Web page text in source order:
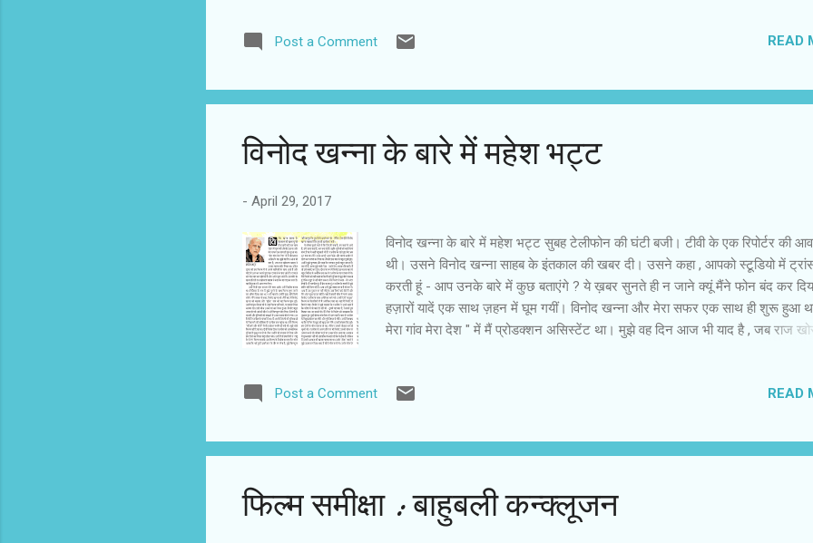
प्लानिंग की थी। दक्षिण की फ़िल्म इंडस्ट्री में योजना और अनुशासन है। हिंदी फिल्मों की तरह
हैं। उन्‍हें लिखने और बताने के लिए एक नया उदाहरण मिल गया है। प्रारंभिक अनुमान है कि
फिल्‍म पहले ही दिन 1...
Post a Comment READ
विनोद खन्ना के बारे में महेश भट्ट
- April 29, 2017
विनोद खन्ना के बारे में महेश भट्ट सुबह टेलीफोन की घंटी बजी। टीवी के एक रिपोर्टर की
थी। उसने विनोद खन्ना साहब के इंतकाल की खबर दी। उसने कहा , आपको स्टू़डियो में
करती हूं - आप उनके बारे में कुछ बताएंगे ? ये ख़बर सुनते ही न जाने क्यूं मैंने फोन बंद कर
हज़ारों यादें एक साथ ज़हन में घूम गयीं। विनोद खन्ना और मेरा सफर एक साथ ही शुरू हुआ
मेरा गांव मेरा देश " में मैं प्रोडक्शन असिस्टेंट था। मुझे वह दिन आज भी याद है , जब राज
अंदर घुस जाते हैं। उस शाॅट के ख़तम होते ही राज खोसला साहब ने कहा कि यह लड़का
था। फिल्म सेट पर स्टार से दूसरे तीसरे असिस्टेंट की दोस्ती हो जाती है। वही उन्हें शाॅट के
बुलाता है , शाॅट समझाता है - तो एक अपनापा हो जाता है। पहले ही दिन स...
Post a Comment READ
फिल्‍म समीक्षा : बाहुबली कन्‍क्‍लूजन